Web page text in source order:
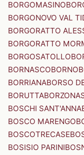
BORGOMASINO
BORGONOVO VAL
BORGORATTO
BORGORATTO
BORGOSATOLLO
BORNASCOBORNO
BORRIANABORSO
BORUTTA
BOSCHI SANT'ANNA
BOSCO MARENGO
BOSCOTRECASE
BOSISIO PARINI